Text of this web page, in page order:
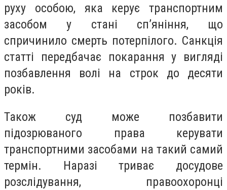
руху особою, яка керує транспортним
засобом у стані сп’яніння, що
спричинило смерть потерпілого. Санкція
статті передбачає покарання у вигляді
позбавлення волі на строк до десяти
років.
Також суд може позбавити
підозрюваного права керувати
транспортними засобами на такий самий
термін. Наразі триває досудове
розслідування, правоохоронці